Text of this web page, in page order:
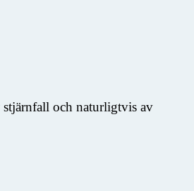
stjärnfall och naturligtvis av